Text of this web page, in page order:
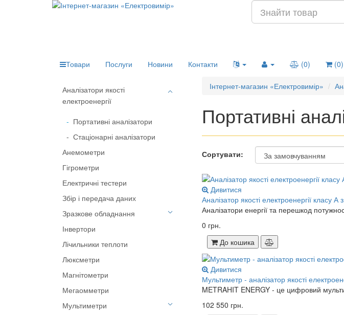
Товари
Послуги Новини Контакти (0) (0)
Аналізатори якості
електроенергії
Портативні аналізатори
Стаціонарні аналізатори
Анемометри
Гігрометри
Електричні тестери
Збір і передача даних
Зразкове обладнання
Аксесуари
Джерела навантаження
Зразкові еталони
Повірочні системи
Інвертори
Лічильники теплоти
Люксметри
Магнітометри
Мегаомметри
Мультиметри
Інтернет-магазин «Електровимір»
Портативні
Сортувати:
Дивитися
Аналізатор якості електроенергії класу
Аналізатори енергії та перешкод
0 грн.
До кошика
Дивитися
Мультиметр - аналізатор якості
METRAHIT ENERGY - це цифровий
102 550 грн.